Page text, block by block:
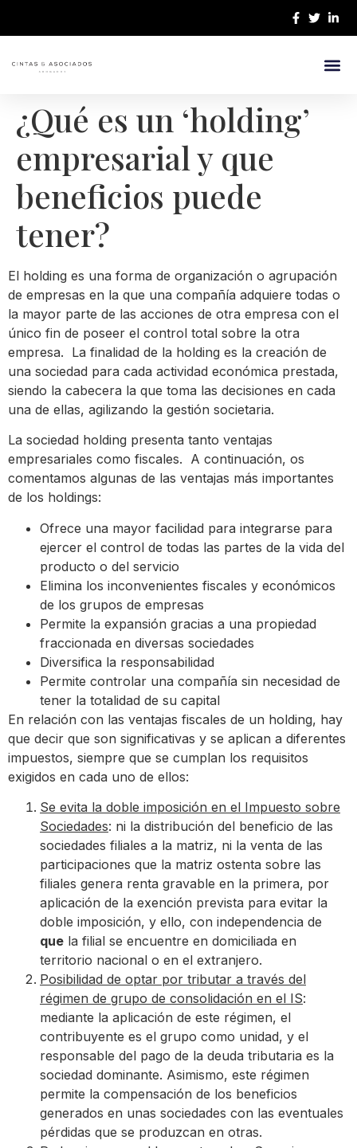
¿Qué es un ‘holding’
empresarial y que
beneficios puede
tener?
El holding es una forma de organización o agrupación
de empresas en la que una compañía adquiere todas o
la mayor parte de las acciones de otra empresa con el
único fin de poseer el control total sobre la otra
empresa. La finalidad de la holding es la creación de
una sociedad para cada actividad económica prestada,
siendo la cabecera la que toma las decisiones en cada
una de ellas, agilizando la gestión societaria.
La sociedad holding presenta tanto ventajas
empresariales como fiscales. A continuación, os
comentamos algunas de las ventajas más importantes
de los holdings:
Ofrece una mayor facilidad para integrarse para
ejercer el control de todas las partes de la vida del
producto o del servicio
Elimina los inconvenientes fiscales y económicos
de los grupos de empresas
Permite la expansión gracias a una propiedad
fraccionada en diversas sociedades
Diversifica la responsabilidad
Permite controlar una compañía sin necesidad de
tener la totalidad de su capital
En relación con las ventajas fiscales de un holding, hay
que decir que son significativas y se aplican a diferentes
impuestos, siempre que se cumplan los requisitos
exigidos en cada uno de ellos:
Se evita la doble imposición en el Impuesto sobre
Sociedades: ni la distribución del beneficio de las
sociedades filiales a la matriz, ni la venta de las
participaciones que la matriz ostenta sobre las
filiales genera renta gravable en la primera, por
aplicación de la exención prevista para evitar la
doble imposición, y ello, con independencia de
que la filial se encuentre en domiciliada en
territorio nacional o en el extranjero.
Posibilidad de optar por tributar a través del
régimen de grupo de consolidación en el IS:
mediante la aplicación de este régimen, el
contribuyente es el grupo como unidad, y el
responsable del pago de la deuda tributaria es la
sociedad dominante. Asimismo, este régimen
permite la compensación de los beneficios
generados en unas sociedades con las eventuales
pérdidas que se produzcan en otras.